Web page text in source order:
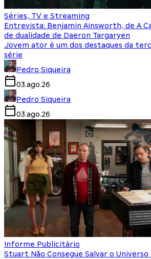
Séries, TV e Streaming
Entrevista: Benjamin Ainsworth, de A
de dualidade de Daeron Targaryen
Jovem ator é um dos destaques da
série
Pedro Siqueira
03.ago.26
Pedro Siqueira
03.ago.26
Informe Publicitário
Stuart Não Consegue Salvar o